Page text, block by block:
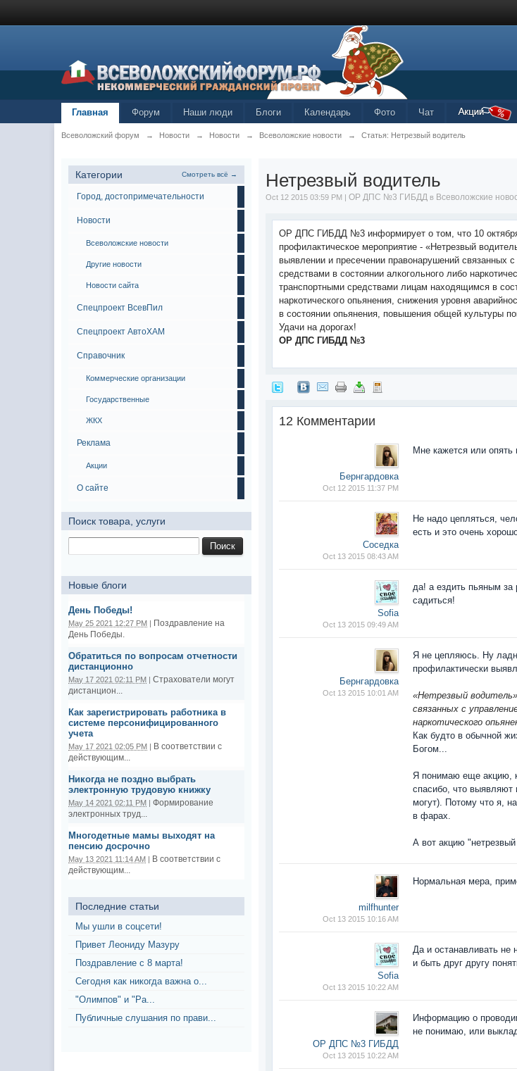
Главная Форум Наши люди Блоги Календарь Фото Чат
Всеволожский форум → Новости → Новости → Всеволожские новости → Статья: Нетрезвый водитель
Категории Смотреть всё →
Город, достопримечательности
Новости
Всеволожские новости
Другие новости
Новости сайта
Спецпроект ВсевПил
Спецпроект АвтоХАМ
Справочник
Коммерческие организации
Государственные
ЖКХ
Реклама
Акции
О сайте
Поиск товара, услуги
Новые блоги
День Победы!
May 25 2021 12:27 PM | Поздравление на
День Победы.
Обратиться по вопросам отчетности
дистанционно
May 17 2021 02:11 PM |Страхователи могут
дистанцион...
Как зарегистрировать работника в
системе персонифицированного
учета
May 17 2021 02:05 PM | В соответствии с
действующим...
Никогда не поздно выбрать
электронную трудовую книжку
May 14 2021 02:11 PM |Формирование
электронных труд...
Многодетные мамы выходят на
пенсию досрочно
May 13 2021 11:14 AM | В соответствии с
действующим...
Последние статьи
Мы ушли в соцсети!
Привет Леониду Мазуру
Поздравление с 8 марта!
Сегодня как никогда важна о...
"Олимпов" и "Ра...
Публичные слушания по прави...
Нетрезвый водитель
Oct 12 2015 03:59 PM |ОР ДПС №3 ГИБДД в Всеволожские
ОР ДПС ГИБДД №3 информирует о том, что 10
профилактическое мероприятие - «Нетрезвый
выявлении и пресечении правонарушений связанных
средствами в состоянии алкогольного либо
транспортными средствами лицам находящимся в
наркотического опьянения, снижения уровня
в состоянии опьянения, повышения общей культуры
Удачи на дорогах!
ОР ДПС ГИБДД №3
12 Комментарии
Бернгардовка
Oct 12 2015 11:37 PM
Мне кажется или опять
Соседка
Oct 13 2015 08:43 AM
Не надо цепляться,
есть и это очень
Sofia
Oct 13 2015 09:49 AM
да! а ездить пьяным за
садиться!
Бернгардовка
Oct 13 2015 10:01 AM
Я не цепляюсь. Ну
профилактически
«Нетрезвый
связанных с
наркотического
Как будто в обычной
Богом...
Я понимаю еще акцию,
спасибо, что выявляют
могут). Потому что я,
в фарах.
А вот акцию
milfhunter
Oct 13 2015 10:16 AM
Нормальная мера,
Sofia
Oct 13 2015 10:22 AM
Да и останавливать не
и быть друг другу
ОР ДПС №3 ГИБДД
Oct 13 2015 10:22 AM
Информацию о
не понимаю, или